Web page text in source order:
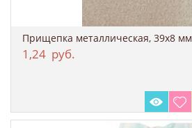
Прищепка металлическая, 39х8 мм
1,24 руб.